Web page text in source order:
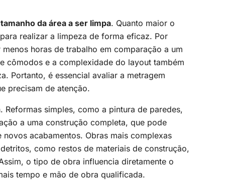
tamanho da área a ser limpa. Quanto maior o
realizar a limpeza de forma eficaz. Por
horas de trabalho em comparação a um
cômodos e a complexidade do layout também
Portanto, é essencial avaliar a metragem
precisam de atenção.
. Reformas simples, como a pintura de paredes,
a uma construção completa, que pode
acabamentos. Obras mais complexas
como restos de materiais de construção,
o tipo de obra influencia diretamente o
tempo e mão de obra qualificada.